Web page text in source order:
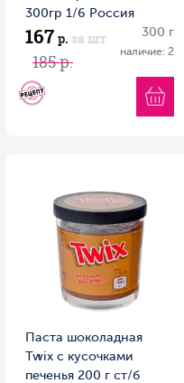
300гр 1/6 Россия
167 р. за шт
185 р.
300 г
наличие: 2
Паста шоколадная
Twix с кусочками
печенья 200 г ст/б